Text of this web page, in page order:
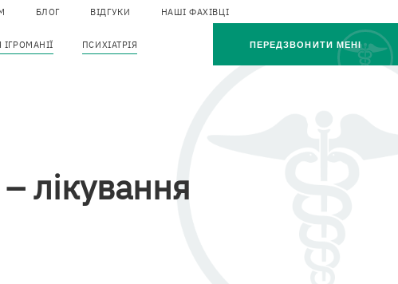
menu
БЛОГ ВІДГУКИ НАШІ ФАХІВЦІ
ПСИХІАТРІЯ ПЕРЕДЗВОНИТИ МЕНІ
лікування